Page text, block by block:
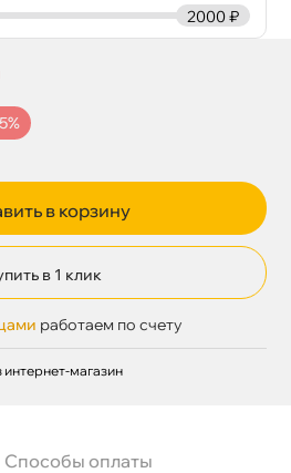
2000 ₽
в корзину
в 1 клик
работаем по счету
интернет-магазин
Способы оплаты